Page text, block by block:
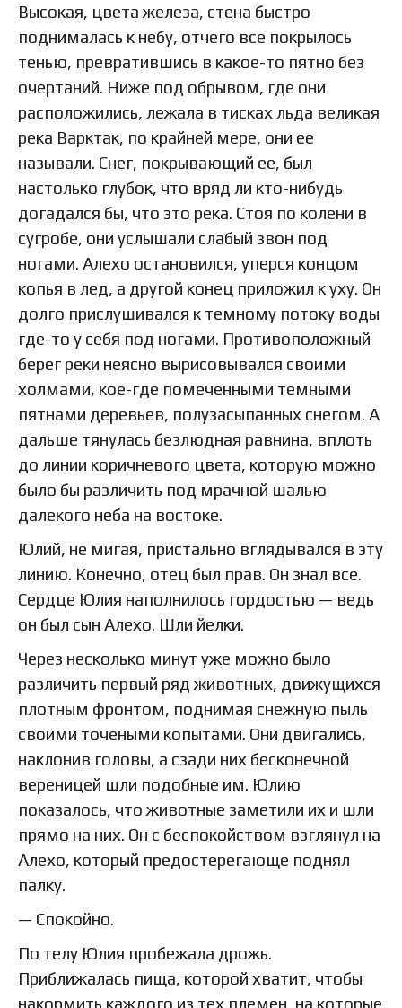
Высокая, цвета железа, стена быстро
поднималась к небу, отчего все покрылось
тенью, превратившись в какое-то пятно без
очертаний. Ниже под обрывом, где они
расположились, лежала в тисках льда великая
река Варктак, по крайней мере, они ее
называли. Снег, покрывающий ее, был
настолько глубок, что вряд ли кто-нибудь
догадался бы, что это река. Стоя по колени в
сугробе, они услышали слабый звон под
ногами. Алехо остановился, уперся концом
копья в лед, а другой конец приложил к уху. Он
долго прислушивался к темному потоку воды
где-то у себя под ногами. Противоположный
берег реки неясно вырисовывался своими
холмами, кое-где помеченными темными
пятнами деревьев, полузасыпанных снегом. А
дальше тянулась безлюдная равнина, вплоть
до линии коричневого цвета, которую можно
было бы различить под мрачной шалью
далекого неба на востоке.
Юлий, не мигая, пристально вглядывался в эту
линию. Конечно, отец был прав. Он знал все.
Сердце Юлия наполнилось гордостью — ведь
он был сын Алехо. Шли йелки.
Через несколько минут уже можно было
различить первый ряд животных, движущихся
плотным фронтом, поднимая снежную пыль
своими точеными копытами. Они двигались,
наклонив головы, а сзади них бесконечной
вереницей шли подобные им. Юлию
показалось, что животные заметили их и шли
прямо на них. Он с беспокойством взглянул на
Алехо, который предостерегающе поднял
палку.
— Спокойно.
По телу Юлия пробежала дрожь.
Приближалась пища, которой хватит, чтобы
накормить каждого из тех племен, на которые